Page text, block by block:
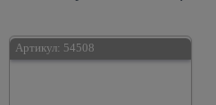
Артикул: 54508